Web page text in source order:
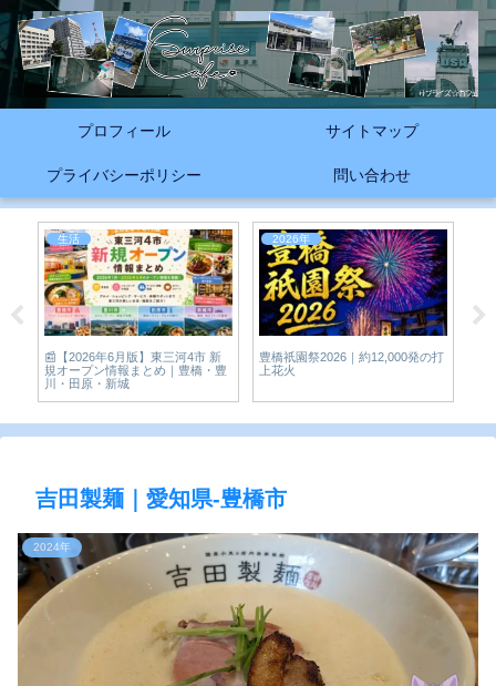
プロフィール サイトマップ
プライバシーポリシー 問い合わせ
生活
📰【2026年6月版】東三河4市 新
規オープン情報まとめ｜豊橋・豊
川・田原・新城
2026年
豊橋祇園祭2026｜約12,000発の打
上花火
吉田製麺｜愛知県-豊橋市
2024年